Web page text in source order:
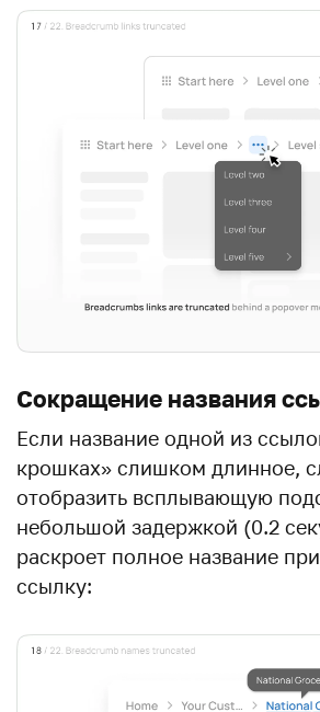
Сокращение названия
Если название одной из
крошках» слишком длинное,
отобразить всплывающую
небольшой задержкой (0.2
раскроет полное название
ссылку: